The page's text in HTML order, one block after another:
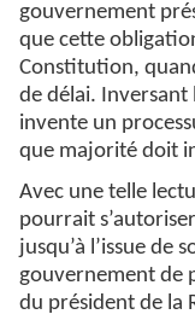
gouvernement
que cette
Constitution,
de délai. Inversant
invente un
que majorité doit
Avec une telle
pourrait
jusqu’à l’issue de
gouvernement de
du président de la